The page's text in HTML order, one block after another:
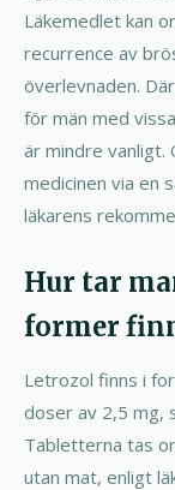
Läkemedlet kan
recurrence av
överlevnaden.
för män med
är mindre vanligt.
medicinen via en
läkarens
Hur tar
former
Letrozol finns i
doser av 2,5 mg,
Tabletterna tas
utan mat, enligt